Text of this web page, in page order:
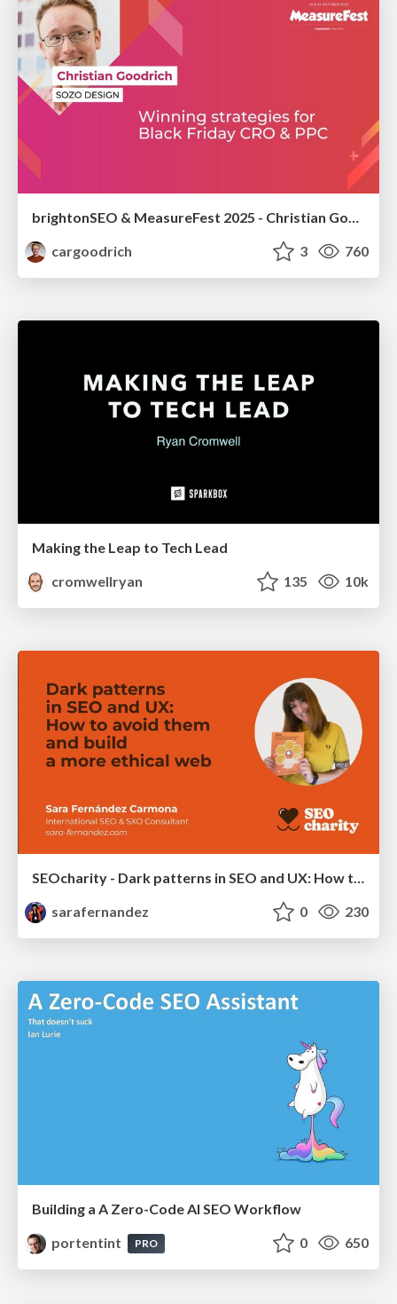
cargoodrich
3 760
Making the Leap to Tech Lead
cromwellryan
135 10k
SEOcharity - Dark patterns in SEO and UX: How to avoid them and build a more ethical web
sarafernandez
0 230
Building a A Zero-Code AI SEO Workflow
portentint
PRO 0 650